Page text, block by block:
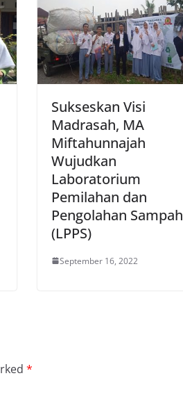
Sukseskan Visi
Madrasah, MA
Miftahunnajah
Wujudkan
Laboratorium
Pemilahan dan
Pengolahan Sampah
(LPPS)
September 16, 2022
*